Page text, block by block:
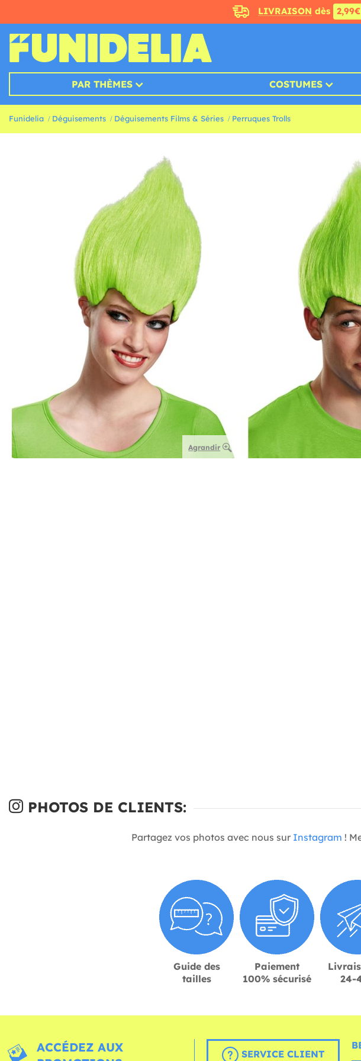
LIVRAISON dès 2,99€
PAR THÈMES COSTUMES
Funidelia Déguisements Déguisements Films & Séries Perruques Trolls
Agrandir
PHOTOS DE CLIENTS:
Partagez vos photos avec nous sur Instagram !
Guide des
tailles
Paiement
100% sécurisé
24-
ACCÉDEZ AUX
SERVICE CLIENT